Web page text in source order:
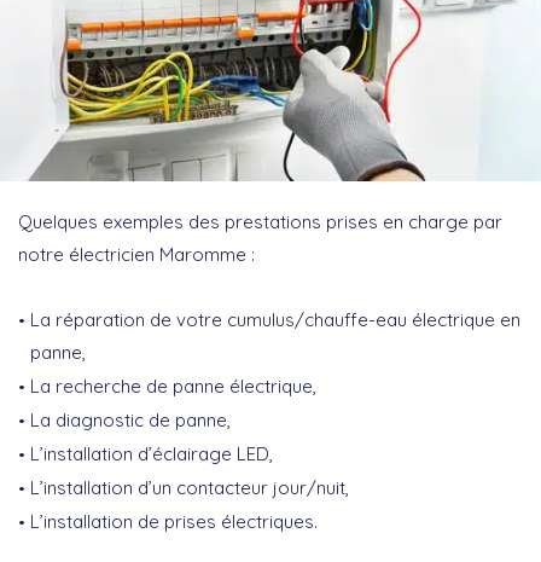
Quelques exemples des prestations prises en charge par
notre électricien Maromme :
La réparation de votre cumulus/chauffe-eau électrique en
panne,
La recherche de panne électrique,
La diagnostic de panne,
L’installation d’éclairage LED,
L’installation d’un contacteur jour/nuit,
L’installation de prises électriques.